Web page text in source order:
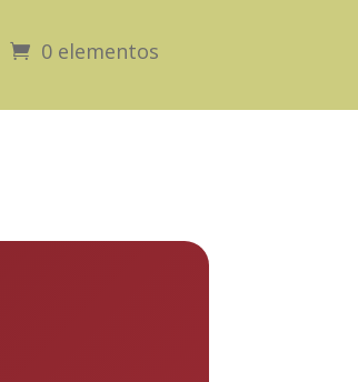
0 elementos